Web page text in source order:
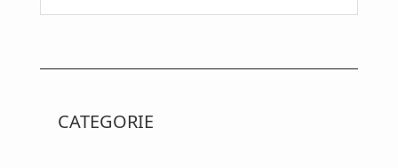
CATEGORIE